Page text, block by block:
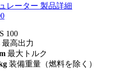
レーター 製品詳細
100
最高出力
最大トルク
装備重量（燃料を除く）